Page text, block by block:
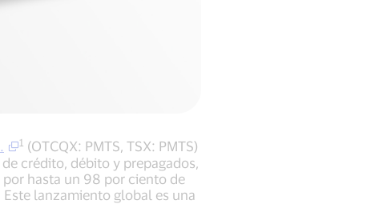
1 (OTCQX: PMTS, TSX: PMTS)
crédito, débito y prepagados,
hasta un 98 por ciento de
lanzamiento global es una